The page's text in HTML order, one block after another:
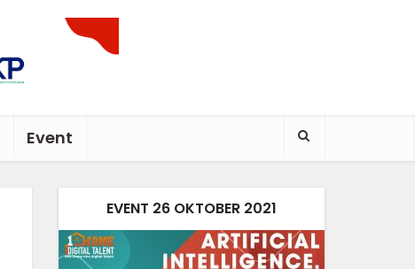
Event
EVENT 26 OKTOBER 2021